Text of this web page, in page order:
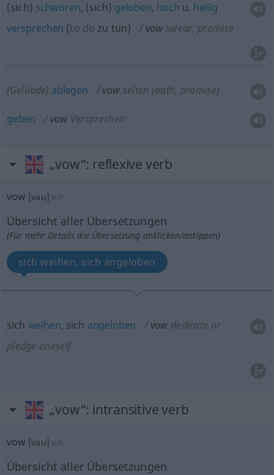
(sich) schwören, (sich) geloben, hoch u. heilig
versprechen (to do zu tun) vow swear, promise
(Gelübde) ablegen vow selten (oath, promise)
geben vow Versprechen
„vow“: reflexive verb
vow [vau] v/r
Übersicht aller Übersetzungen
(Für mehr Details die Übersetzung anklicken/antippen)
sich weihen, sich angeloben
sich weihen, sich angeloben vow dedicate or
pledge oneself
„vow“: intransitive verb
vow [vau] v/i
Übersicht aller Übersetzungen